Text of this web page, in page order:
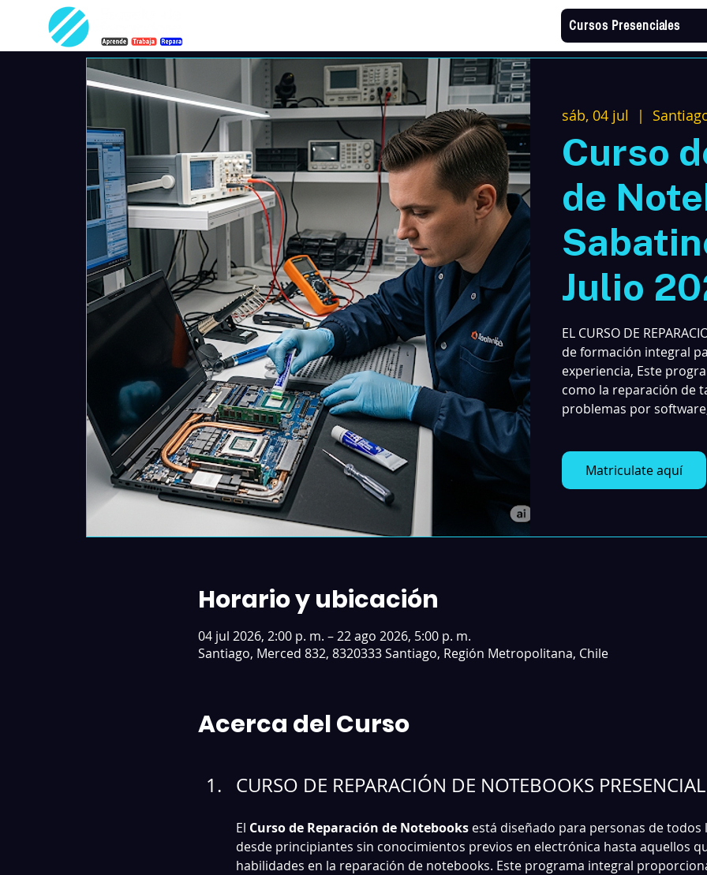
Cursos Presenciales
sáb, 04 jul
  |
Curso
de
Julio
EL CURSO DE
de formación integral
experiencia, Este
como la reparación de
problemas por
Matriculate aquí
Horario y ubicación
04 jul 2026, 2:00 p. m. – 22 ago 2026, 5:00 p. m.
Santiago, Merced 832, 8320333 Santiago, Región Metropolitana, Chile
Acerca del Curso
CURSO DE REPARACIÓN DE NOTEBOOKS PRESENCIAL
El Curso de Reparación de Notebooks está diseñado para personas de todos
desde principiantes sin conocimientos previos en electrónica hasta aquellos
habilidades en la reparación de notebooks. Este programa integral